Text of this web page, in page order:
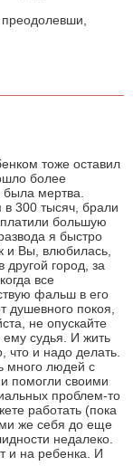
тоже оставил
более
была мертва.
в 300 тысяч, брали
большую
я быстро
и Вы, влюбилась,
другой город, за
все
фальш в его
душевного покоя,
не опускайте
ему судья. И жить
что и надо делать.
много людей с
помогли своими
проблем-то
работать (пока
же себя до еще
недалеко.
и на ребенка. И